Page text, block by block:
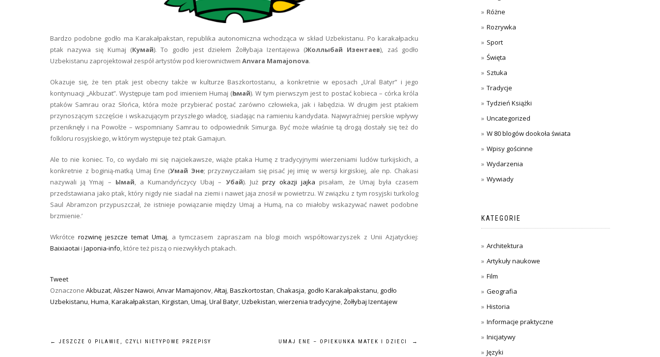
Bardzo podobne godło ma Karakałpakstan, republika autonomiczna wchodząca w skład Uzbekistanu. Po karakałpacku
ptak nazywa się Kumaj (Кумай). To godło jest dziełem Żołłybaja Izentajewa (Жоллыбай Изентаев), zaś godło
Uzbekistanu zaprojektował zespół artystów pod kierownictwem Anvara Mamajonova.
Okazuje się, że ten ptak jest obecny także w kulturze Baszkortostanu, a konkretnie w eposach „Ural Batyr” i jego
kontynuacji „Akbuzat”. Występuje tam pod imieniem Humaj (Һомай). W tym pierwszym jest to postać kobieca – córka króla
ptaków Samrau oraz Słońca, która może przybierać postać zarówno człowieka, jak i łabędzia. W drugim jest ptakiem
przynoszącym szczęście i wskazującym przyszłego władcę, siadając na ramieniu kandydata. Najwyraźniej perskie wpływy
przeniknęły i na Powołże – wspomniany Samrau to odpowiednik Simurga. Być może właśnie tą drogą dostały się też do
folkloru rosyjskiego, w którym występuje też ptak Gamajun.
Ale to nie koniec. To, co wydało mi się najciekawsze, wiąże ptaka Humę z tradycyjnymi wierzeniami ludów turkijskich, a
konkretnie z boginią-matką Umaj Ene (Умай Эне; przyzwyczaiłam się pisać jej imię w wersji kirgiskiej, ale np. Chakasi
nazywali ją Ymaj – Ымай, a Kumandyńczycy Ubaj – Убай). Już przy okazji jajka pisałam, że Umaj była czasem
przedstawiana jako ptak, który nigdy nie siadał na ziemi i nawet jaja znosił w powietrzu. W związku z tym rosyjski turkolog
Saul Abramzon przypuszczał, że istnieje powiązanie między Umaj a Humą, na co miałoby wskazywać nawet podobne
brzmienie.’
Wkrótcerozwinę jeszcze temat Umaj, a tymczasem zapraszam na blogi moich współtowarzyszek z Unii Azjatyckiej:
Baixiaotai i Japonia-info, które też piszą o niezwykłych ptakach.
Tweet
Oznaczone Akbuzat,Aliszer Nawoi,Anvar Mamajonov,Ałtaj,Baszkortostan,Chakasja, godło Karakałpakstanu, godło
Uzbekistanu,Huma,Karakałpakstan,Kirgistan,Umaj,Ural Batyr,Uzbekistan,wierzenia tradycyjne,Żołłybaj Izentajew
NAWIGACJA
← JESZCZE O PILAWIE, CZYLI NIETYPOWE PRZEPISY UMAJ ENE – OPIEKUNKA MATEK I DZIECI →
Różne
Rozrywka
Sport
Święta
Sztuka
Tradycje
Tydzień Książki
Uncategorized
W 80 blogów dookoła świata
Wpisy gościnne
Wydarzenia
Wywiady
KATEGORIE
Architektura
Artykuły naukowe
Film
Geografia
Historia
Informacje praktyczne
Inicjatywy
Języki